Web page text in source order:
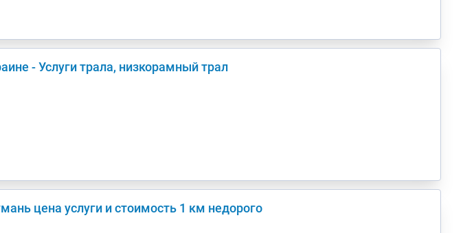
- Услуги трала, низкорамный трал
цена услуги и стоимость 1 км недорого